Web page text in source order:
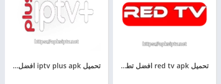
تحميل red tv apk افضل تطبيق لمشاهدة جميع القنوات مجانا للاندرويد تحميل iptv plus apk افضل تطبيق لمشاهدة القنوات مجانا للاندرويد